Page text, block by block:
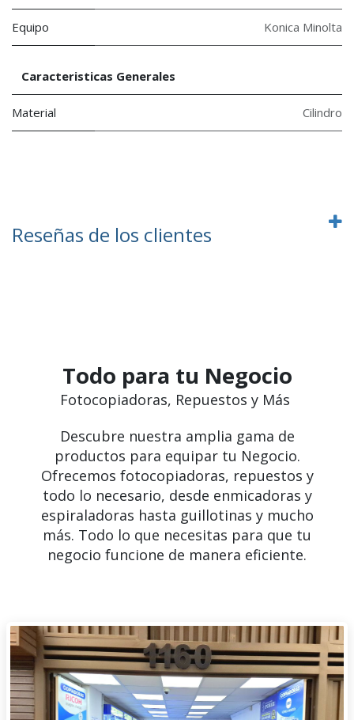
Equipo Konica Minolta
Caracteristicas Generales
Material Cilindro
Reseñas de los clientes
Todo para tu Negocio
Fotocopiadoras, Repuestos y Más
Descubre nuestra amplia gama de
productos para equipar tu Negocio.
Ofrecemos fotocopiadoras, repuestos y
todo lo necesario, desde enmicadoras y
espiraladoras hasta guillotinas y mucho
más. Todo lo que necesitas para que tu
negocio funcione de manera eficiente.